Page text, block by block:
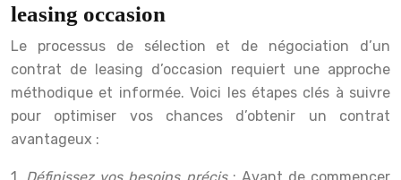
leasing occasion
Le processus de sélection et de négociation d’un
contrat de leasing d’occasion requiert une approche
méthodique et informée. Voici les étapes clés à suivre
pour optimiser vos chances d’obtenir un contrat
avantageux :
1. Définissez vos besoins précis : Avant de commencer